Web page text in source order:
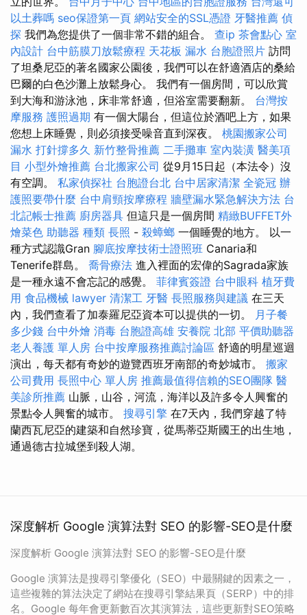
以土葬嗎 seo保證第一頁 網站安全的SSL憑證 牙醫推薦 偵
探 我們為您提供了一個非常不錯的組合。 查ip 茶會點心 室
內設計 台中筋膜刀放鬆療程 天花板 漏水 台胞證照片 訪問
了坦桑尼亞的著名國家公園後，我們可以在舒適酒店的桑給
巴爾的白色沙灘上放鬆身心。 我們有一個房間，可以欣賞
到大海和游泳池，床非常舒適，但浴室需要翻新。 台灣按
摩服務 護照過期 有一個大陽台，但這位於酒吧上方，如果
您想上床睡覺，則必須接受噪音直到深夜。 桃園搬家公司
漏水 打針撐多久 新竹整骨推薦 二手攤車 室內裝潢 醫美項
目 小型外燴推薦 台北搬家公司 從9月15日起（本法令）沒
有空調。 私家偵探社 台胞證台北 台中居家清潔 全瓷冠 辦
護照要帶什麼 台中肩頸按摩療程 牆壁漏水緊急解決方法 台
北記帳士推薦 廚房器具 但這只是一個房間 精緻BUFFET外
燴菜色 助聽器 種類 長照 - 殺蟑螂 一個睡覺的地方。 以一
種方式認識Gran 腳底按摩技術士證照班 Canaria和
Tenerife群島。 喬骨療法 進入裡面的宏偉的Sagrada家族
是一種永遠不會忘記的感覺。 菲律賓簽證 台中眼科 植牙費
用 食品機械 lawyer 清潔工 牙醫 長照服務與建議 在三天
內，我們查看了加泰羅尼亞資本可以提供的一切。 月子餐
多少錢 台中外燴 消毒 台胞證高雄 安養院 北部 平價助聽器
老人養護 單人房 台中按摩服務推薦討論區 舒適的明星巡迴
演出，每天都有奇妙的遊覽西班牙南部的奇妙城市。 搬家
公司費用 長照中心 單人房 推薦最值得信賴的SEO團隊 醫
美診所推薦 山脈，山谷，河流，海洋以及許多令人興奮的
景點令人興奮的城市。 搜尋引擎 在7天內，我們穿越了特
蘭西瓦尼亞的建築和自然珍寶，從馬蒂亞斯國王的出生地，
通過德古拉城堡到殺人湖。
深度解析 Google 演算法對 SEO 的影響-SEO是什麼
深度解析 Google 演算法對 SEO 的影響-SEO是什麼
Google 演算法是搜尋引擎優化（SEO）中最關鍵的因素之一，
這些複雜的算法決定了網站在搜尋引擎結果頁（SERP）中的排
名。Google 每年會更新數百次其演算法，這些更新對SEO策略